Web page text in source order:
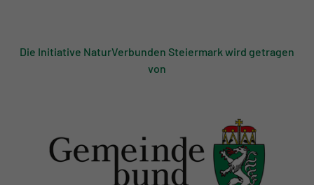
Die Initiative NaturVerbunden Steiermark wird getragen
von